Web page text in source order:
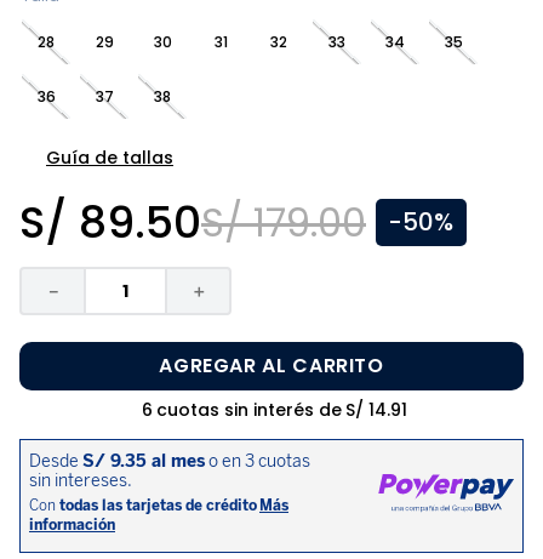
28 29 30 31 32 33 34 35
36 37 38
Guía de tallas
S/ 89.50S/ 179.00 -50%
＋
－
AGREGAR AL CARRITO
6 cuotas sin interés de S/ 14.91
zapatos niña
10. pijama